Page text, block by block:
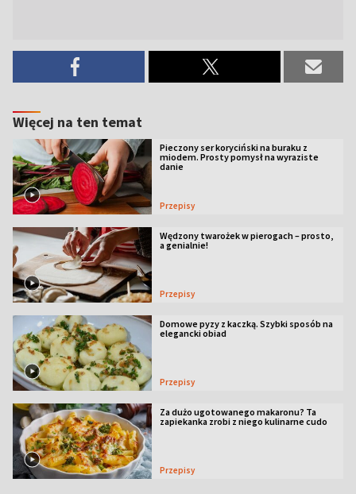
Więcej na ten temat
Pieczony ser koryciński na buraku z
miodem. Prosty pomysł na wyraziste
danie
Przepisy
Wędzony twarożek w pierogach – prosto,
a genialnie!
Przepisy
Domowe pyzy z kaczką. Szybki sposób na
elegancki obiad
Przepisy
Za dużo ugotowanego makaronu? Ta
zapiekanka zrobi z niego kulinarne cudo
Przepisy